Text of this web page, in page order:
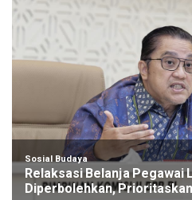
Sosial Budaya
Relaksasi Belanja Pegawai
Diperbolehkan,